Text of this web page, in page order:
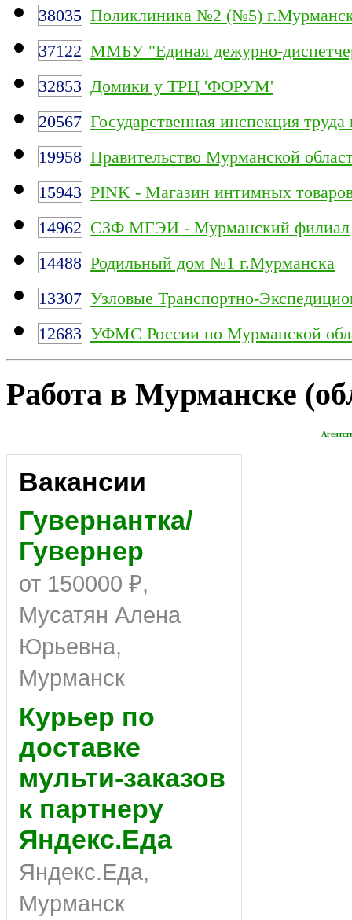
38035 Поликлиника №2 (№5)
37122 ММБУ "Единая дежурно-
32853 Домики у ТРЦ 'ФОРУМ'
20567 Государственная инспекция
19958 Правительство Мурманской
15943 PINK - Магазин интимных
14962 СЗФ МГЭИ - Мурманский филиал
14488 Родильный дом №1 г.Мурманска
13307 Узловые Транспортно-
12683 УФМС России по Мурманской
Работа в Мурманске
Вакансии
Гувернантка/
Гувернер
от 150000 ₽,
Мусатян Алена
Юрьевна,
Мурманск
Курьер по
доставке
мульти-заказов
к партнеру
Яндекс.Еда
Яндекс.Еда,
Мурманск